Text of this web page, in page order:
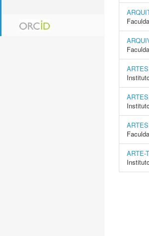
ARTE-